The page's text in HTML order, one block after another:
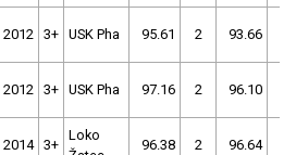
2012 3+ USK Pha 95.61 2 93.66
2012 3+ USK Pha 97.16 2 96.10
2014 3+
Loko
96.38 2 96.64